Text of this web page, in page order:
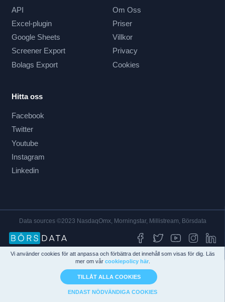
Vi använder cookies för att anpassa och förbättra det innehåll som visas för dig. Läs
mer om vår cookiepolicy här.
TILLÅT ALLA COOKIES
ENDAST NÖDVÄNDIGA COOKIES
API
Excel-plugin
Google Sheets
Screener Export
Bolags Export
Om Oss
Priser
Villkor
Privacy
Cookies
Hitta oss
Facebook
Twitter
Youtube
Instagram
Linkedin
Data sources ©2023 NasdaqOmx, Morningstar, Millistream, Börsdata